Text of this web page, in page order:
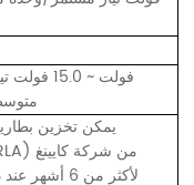
متوسط ​​عند
يمكن تخزين
المنظمة بالصمام (VRLA) من شركة كايينغ